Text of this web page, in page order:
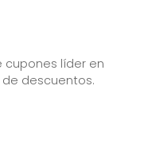
cupones líder en
descuentos.